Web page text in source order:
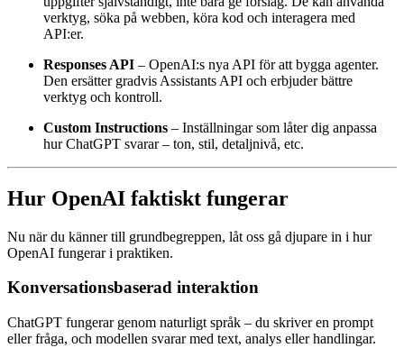
verktyg, söka på webben, köra kod och interagera med
API:er.
Responses API – OpenAI:s nya API för att bygga agenter.
Den ersätter gradvis Assistants API och erbjuder bättre
verktyg och kontroll.
Custom Instructions – Inställningar som låter dig anpassa
hur ChatGPT svarar – ton, stil, detaljnivå, etc.
Hur OpenAI faktiskt fungerar
Nu när du känner till grundbegreppen, låt oss gå djupare in i hur
OpenAI fungerar i praktiken.
Konversationsbaserad interaktion
ChatGPT fungerar genom naturligt språk – du skriver en prompt
eller fråga, och modellen svarar med text, analys eller handlingar.